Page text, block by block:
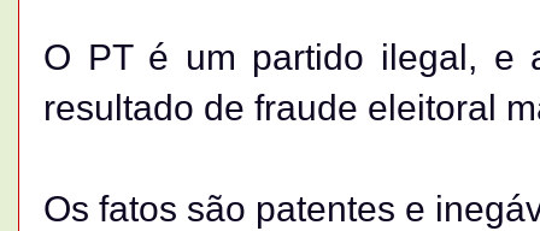
O PT é um partido ilegal, e
resultado de fraude eleitoral
Os fatos são patentes e